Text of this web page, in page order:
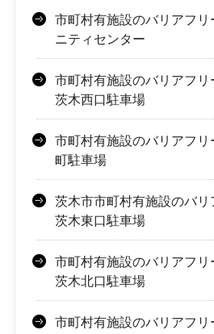
市町村有施設のバリアフ
ニティセンター
市町村有施設のバリアフ
茨木西口駐車場
市町村有施設のバリアフ
町駐車場
茨木市市町村有施設のバ
茨木東口駐車場
市町村有施設のバリアフ
茨木北口駐車場
市町村有施設のバリアフ